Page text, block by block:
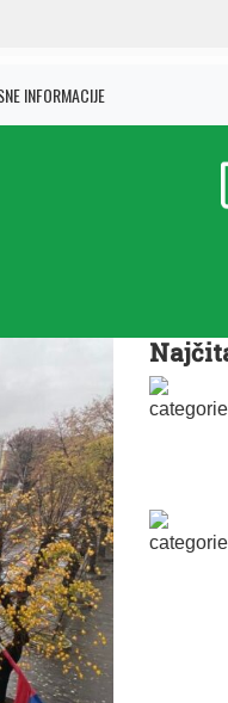
INFORMACIJE